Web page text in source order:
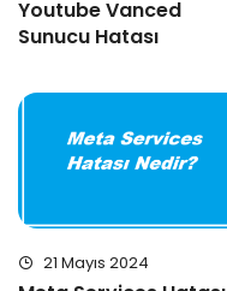
Youtube Vanced
Sunucu Hatası
21 Mayıs 2024